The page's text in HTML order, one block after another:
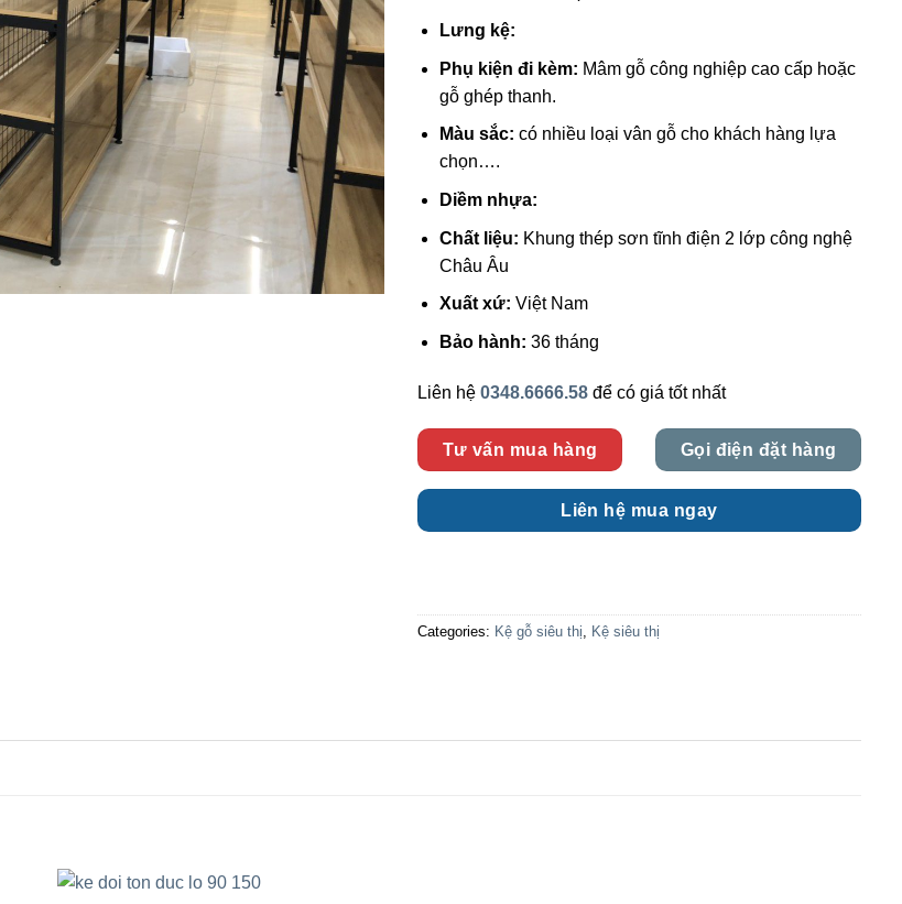
Lưng kệ:
Phụ kiện đi kèm: Mâm gỗ công nghiệp cao cấp hoặc
gỗ ghép thanh.
Màu sắc: có nhiều loại vân gỗ cho khách hàng lựa
chọn….
Diềm nhựa:
Chất liệu: Khung thép sơn tĩnh điện 2 lớp công nghệ
Châu Âu
Xuất xứ: Việt Nam
Bảo hành: 36 tháng
Liên hệ 0348.6666.58 để có giá tốt nhất
Tư vấn mua hàng Gọi điện đặt hàng
Liên hệ mua ngay
Categories: Kệ gỗ siêu thị, Kệ siêu thị